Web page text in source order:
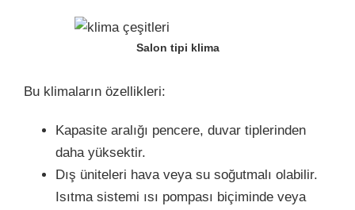
Salon tipi klima
Bu klimaların özellikleri:
Kapasite aralığı pencere, duvar tiplerinden
daha yüksektir.
Dış üniteleri hava veya su soğutmalı olabilir.
Isıtma sistemi ısı pompası biçiminde veya